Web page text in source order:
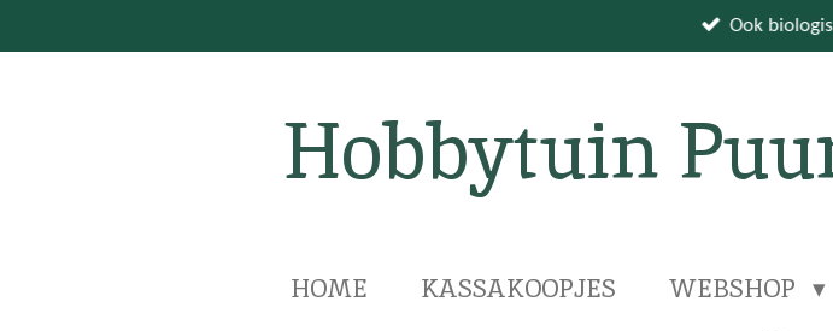
direct
Ook
Hobbytuin
HOME KASSAKOOPJES WEBSHOP